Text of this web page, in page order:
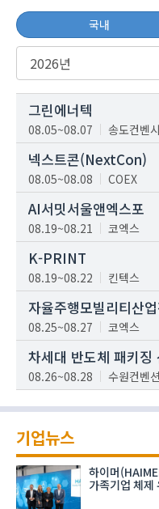
국내
그린에너텍
08.05~08.07 송도컨벤
넥스트콘(NextCon)
08.05~08.08 COEX
AI서밋서울앤엑스포
08.19~08.21 코엑스
K-PRINT
08.19~08.22 킨텍스
자율주행모빌리티산업
08.25~08.27 코엑스
차세대 반도체 패키징
08.26~08.28 수원컨벤
기업뉴스
하이머
가족기업 체제